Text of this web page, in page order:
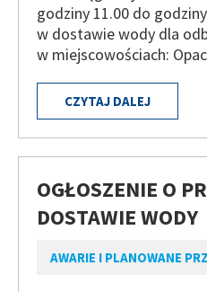
godziny 11.00 do
w dostawie wody dla
w miejscowościach:
CZYTAJ DALEJ
OGŁOSZENIE O
DOSTAWIE WODY
AWARIE I PLANOWANE